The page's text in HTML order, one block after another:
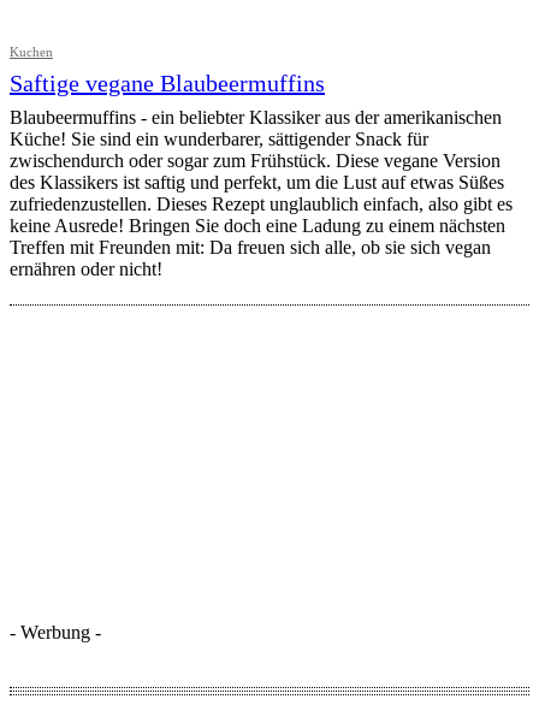
Kuchen
Saftige vegane Blaubeermuffins
Blaubeermuffins - ein beliebter Klassiker aus der amerikanischen
Küche! Sie sind ein wunderbarer, sättigender Snack für
zwischendurch oder sogar zum Frühstück. Diese vegane Version
des Klassikers ist saftig und perfekt, um die Lust auf etwas Süßes
zufriedenzustellen. Dieses Rezept unglaublich einfach, also gibt es
keine Ausrede! Bringen Sie doch eine Ladung zu einem nächsten
Treffen mit Freunden mit: Da freuen sich alle, ob sie sich vegan
ernähren oder nicht!
- Werbung -